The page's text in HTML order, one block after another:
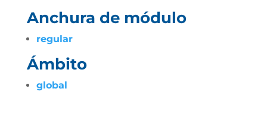
Anchura de módulo
regular
Ámbito
global